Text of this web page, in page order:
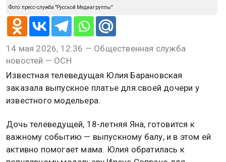
Фото: пресс-служба "Русской Медиагруппы"
14 мая 2026, 12:36 — Общественная служба
новостей — ОСН
Известная телеведущая Юлия Барановская
заказала выпускное платье для своей дочери у
известного модельера.
Дочь телеведущей, 18-летняя Яна, готовится к
важному событию — выпускному балу, и в этом ей
активно помогает мама. Юлия обратилась к